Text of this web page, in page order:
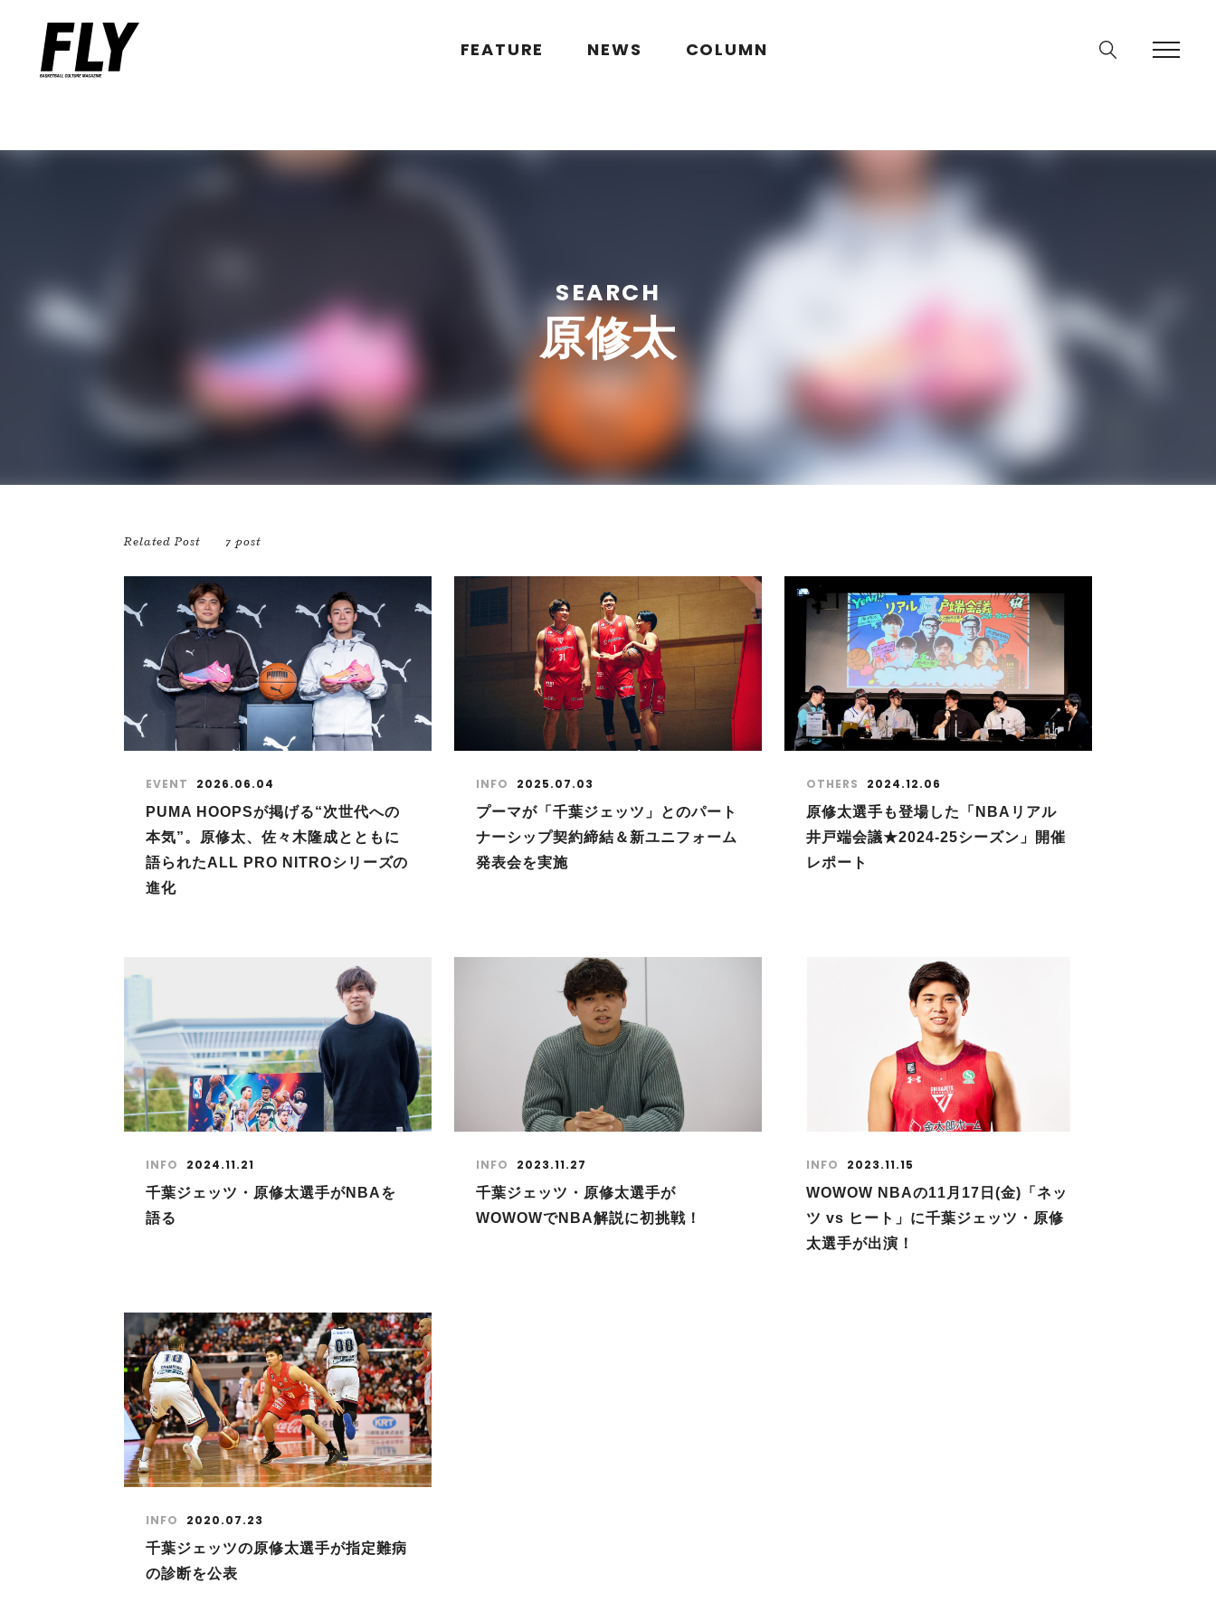
Warning
: Undefined variable $word_query in /home/flymag/flymag.jp/public_html/wp/wp-content/themes/flymag/page-search.php
FEATURE NEWS COLUMN
SEARCH
原修太
Related Post 7 post
EVENT
2026.06.04
PUMA HOOPSが掲げる“次世代への
本気”。原修太、佐々木隆成とともに
語られたALL PRO NITROシリーズの
進化
INFO
2025.07.03
プーマが「千葉ジェッツ」とのパート
ナーシップ契約締結＆新ユニフォーム
発表会を実施
OTHERS
2024.12.06
原修太選手も登場した「NBAリアル
井戸端会議★2024-25シーズン」開催
レポート
INFO
2024.11.21
千葉ジェッツ・原修太選手がNBAを
語る
INFO
2023.11.27
千葉ジェッツ・原修太選手が
WOWOWでNBA解説に初挑戦！
INFO
2023.11.15
WOWOW NBAの11月17日(金)「ネッ
ツ vs ヒート」に千葉ジェッツ・原修
太選手が出演！
INFO
2020.07.23
千葉ジェッツの原修太選手が指定難病
の診断を公表